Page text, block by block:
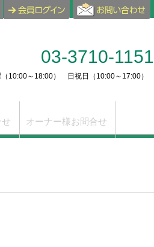
03-3710-1151
10:00～18:00） 日祝日（10:00～17:00）
オーナー様お問合せ